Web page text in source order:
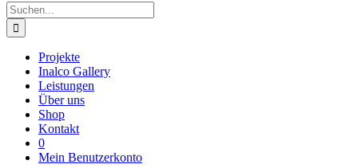
Suche
nach:
Projekte
Inalco Gallery
Leistungen
Über uns
Shop
Kontakt
0
Mein Benutzerkonto